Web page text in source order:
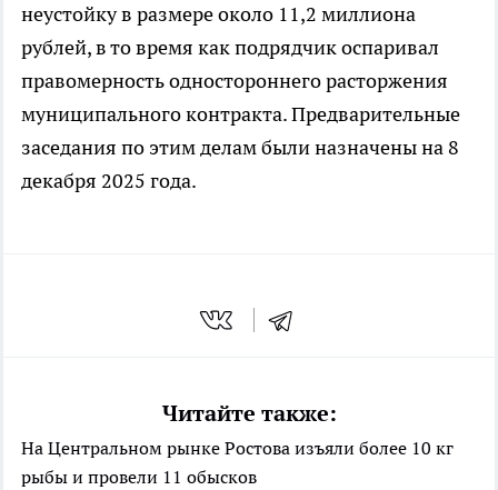
неустойку в размере около 11,2 миллиона
рублей, в то время как подрядчик оспаривал
правомерность одностороннего расторжения
муниципального контракта. Предварительные
заседания по этим делам были назначены на 8
декабря 2025 года.
Читайте также:
На Центральном рынке Ростова изъяли более 10 кг
рыбы и провели 11 обысков